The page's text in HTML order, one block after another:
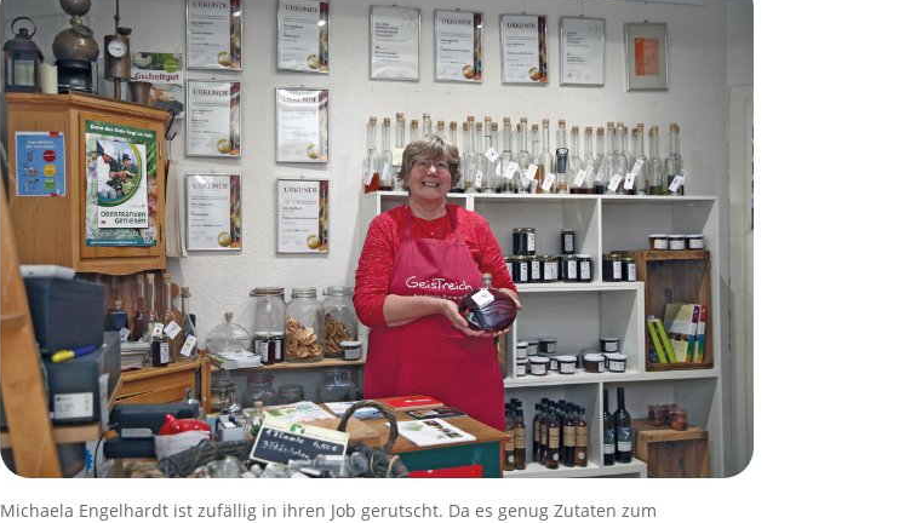
Michaela Engelhardt ist zufällig in ihren Job gerutscht. Da es genug Zutaten zum